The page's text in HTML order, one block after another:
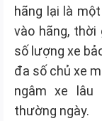
hãng lại là
vào hãng,
số lượng xe
đa số chủ xe
ngâm xe lâu
thường ngày.